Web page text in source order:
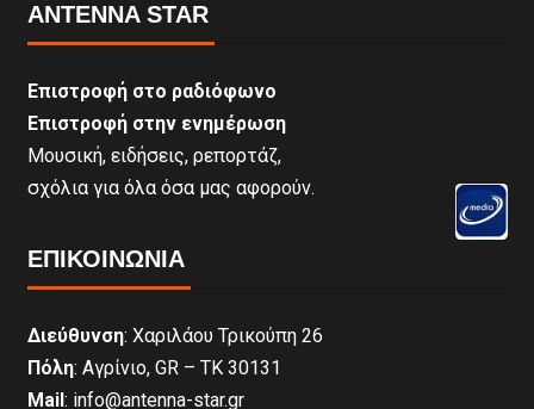
ANTENNA STAR
Επιστροφή στο ραδιόφωνο
Επιστροφή στην ενημέρωση
Μουσική, ειδήσεις, ρεπορτάζ,
σχόλια για όλα όσα μας αφορούν.
ΕΠΙΚΟΙΝΩΝΊΑ
Διεύθυνση: Χαριλάου Τρικούπη 26
Πόλη: Αγρίνιο, GR – ΤΚ 30131
Mail: info@antenna-star.gr